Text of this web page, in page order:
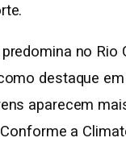
no Rio
destaque
aparecem
a